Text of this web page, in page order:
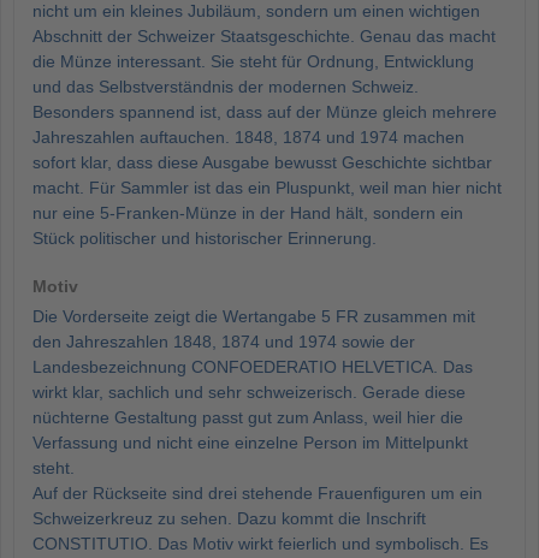
nicht um ein kleines Jubiläum, sondern um einen wichtigen
Abschnitt der Schweizer Staatsgeschichte. Genau das macht
die Münze interessant. Sie steht für Ordnung, Entwicklung
und das Selbstverständnis der modernen Schweiz.
Besonders spannend ist, dass auf der Münze gleich mehrere
Jahreszahlen auftauchen. 1848, 1874 und 1974 machen
sofort klar, dass diese Ausgabe bewusst Geschichte sichtbar
macht. Für Sammler ist das ein Pluspunkt, weil man hier nicht
nur eine 5-Franken-Münze in der Hand hält, sondern ein
Stück politischer und historischer Erinnerung.
Motiv
Die Vorderseite zeigt die Wertangabe 5 FR zusammen mit
den Jahreszahlen 1848, 1874 und 1974 sowie der
Landesbezeichnung CONFOEDERATIO HELVETICA. Das
wirkt klar, sachlich und sehr schweizerisch. Gerade diese
nüchterne Gestaltung passt gut zum Anlass, weil hier die
Verfassung und nicht eine einzelne Person im Mittelpunkt
steht.
Auf der Rückseite sind drei stehende Frauenfiguren um ein
Schweizerkreuz zu sehen. Dazu kommt die Inschrift
CONSTITUTIO. Das Motiv wirkt feierlich und symbolisch. Es